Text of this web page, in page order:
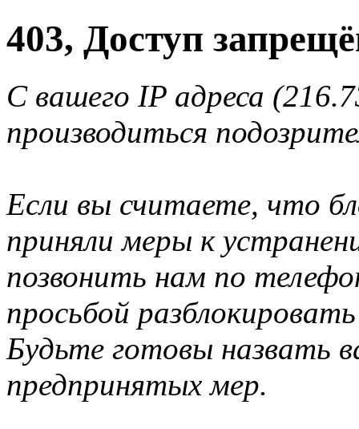
403, Доступ
С вашего IP адреса
производиться
Если вы считаете, что
приняли меры к
позвонить нам по
просьбой
Будьте готовы назвать
предпринятых мер.